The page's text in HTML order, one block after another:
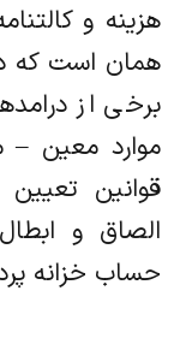
هزینه و
برخی از
قوانین
الصاق و
حساب خزانه